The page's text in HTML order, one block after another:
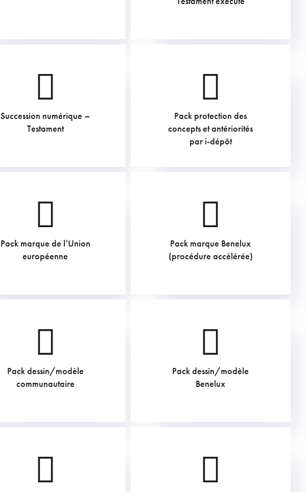
Succession numérique –
Testament
60.5
Pack protection des
concepts et antériorités
par i-dépôt
211.75 €
Pack marque de l’Union
européenne
919.6
Pack marque Benelux
(procédure accélérée)
726
Pack dessin/modèle
communautaire
605
Pack dessin/modèle
Benelux
605